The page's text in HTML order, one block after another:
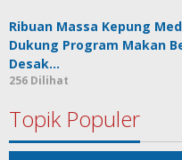
Ribuan Massa Kepung
Dukung Program Makan
Desak…
256 Dilihat
Topik Populer